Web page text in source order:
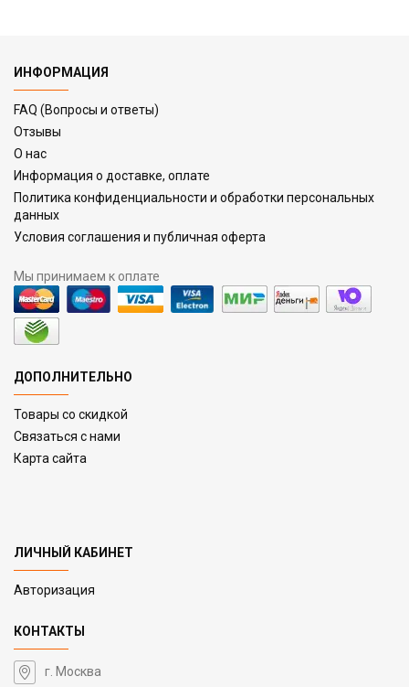
ИНФОРМАЦИЯ
FAQ (Вопросы и ответы)
Отзывы
О нас
Информация о доставке, оплате
Политика конфиденциальности и обработки персональных
данных
Условия соглашения и публичная оферта
Мы принимаем к оплате
ДОПОЛНИТЕЛЬНО
Товары со скидкой
Связаться с нами
Карта сайта
ЛИЧНЫЙ КАБИНЕТ
Авторизация
КОНТАКТЫ
г. Москва